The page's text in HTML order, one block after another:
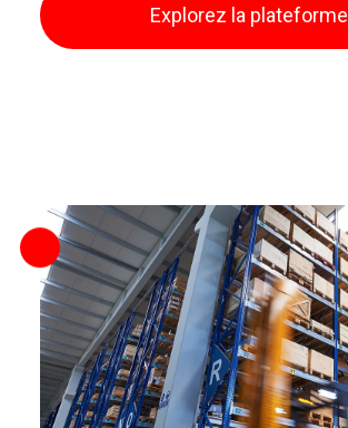
Explorez la plateforme